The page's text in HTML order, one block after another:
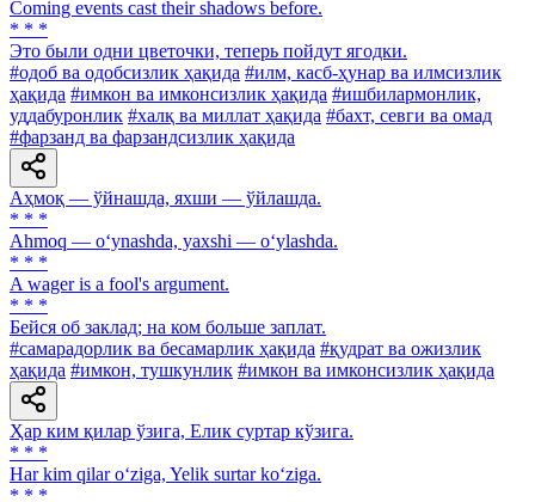
Coming events cast their shadows before.
* * *
Это были одни цветочки, теперь пойдут ягодки.
#одоб ва одобсизлик ҳақида #илм, касб-ҳунар ва илмсизлик
ҳақида #имкон ва имконсизлик ҳақида #ишбилармонлик,
уддабуронлик #халқ ва миллат ҳақида #бахт, севги ва омад
#фарзанд ва фарзандсизлик ҳақида
Аҳмоқ — ўйнашда, яхши — ўйлашда.
* * *
Ahmoq — o‘ynashda, yaxshi — o‘ylashda.
* * *
A wager is a fool's argument.
* * *
Бейся об заклад; на ком больше заплат.
#самарадорлик ва бесамарлик ҳақида #қудрат ва ожизлик
ҳақида #имкон, тушкунлик #имкон ва имконсизлик ҳақида
Ҳар ким қилар ўзига, Елик суртар кўзига.
* * *
Har kim qilar o‘ziga, Yelik surtar ko‘ziga.
* * *